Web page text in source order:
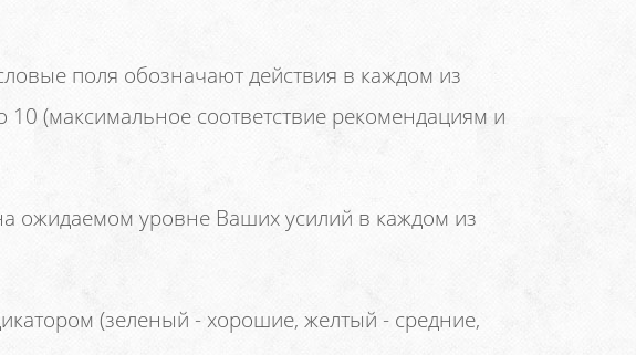
поля обозначают действия в каждом из
(максимальное соответствие рекомендациям и
ожидаемом уровне Ваших усилий в каждом из
(зеленый - хорошие, желтый - средние,